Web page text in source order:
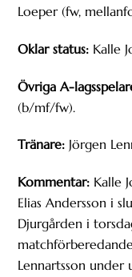
Loeper (fw,
Oklar status: Kalle
Övriga A-
(b/mf/fw).
Tränare: Jörgen
Kommentar: Kalle
Elias Andersson i
Djurgården i
Lennartsson